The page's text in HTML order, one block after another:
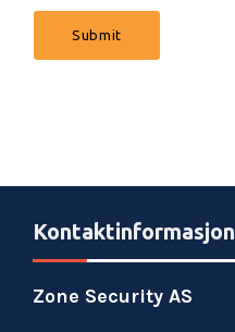
Kontaktinformasjon
Zone Security AS